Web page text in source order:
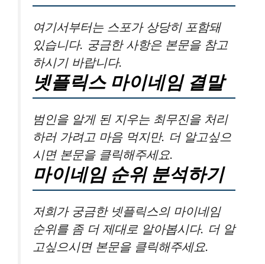
여기서부터는 스포가 상당히 포함돼
있습니다. 궁금한 사항은 본문을 참고
하시기 바랍니다.
넷플릭스 마이네임 결말
범인을 알게 된 지우는 최무진을 처리
하러 가려고 마음 먹지만. 더 알고싶으
시면 본문을 클릭해주세요.
마이네임 순위 분석하기
저희가 궁금한 넷플릭스의 마이네임
순위를 좀 더 제대로 알아봅시다. 더 알
고싶으시면 본문을 클릭해주세요.